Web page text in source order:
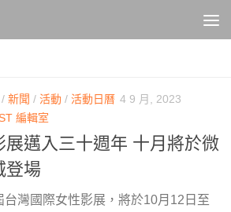
/ 新聞 / 活動 / 活動日曆 4 9 月, 2023
編輯室
展邁入三十週年 十月將於微
登場
台灣國際女性影展，將於10月12日至